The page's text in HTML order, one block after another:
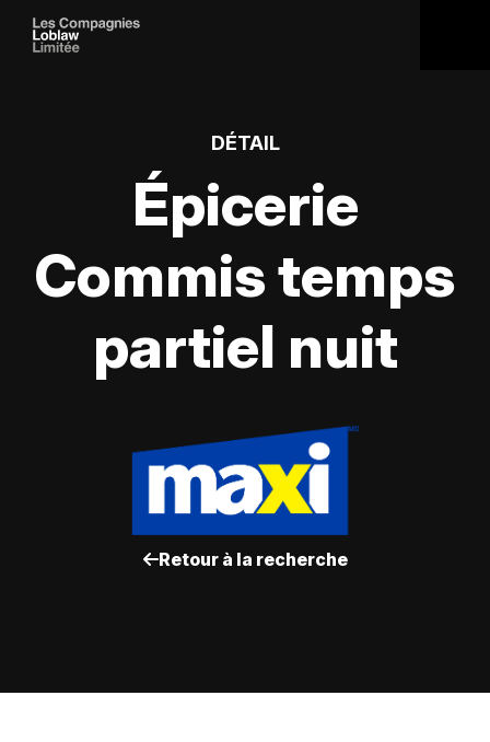
DÉTAIL
Épicerie
Commis temps
partiel nuit
Retour à la recherche